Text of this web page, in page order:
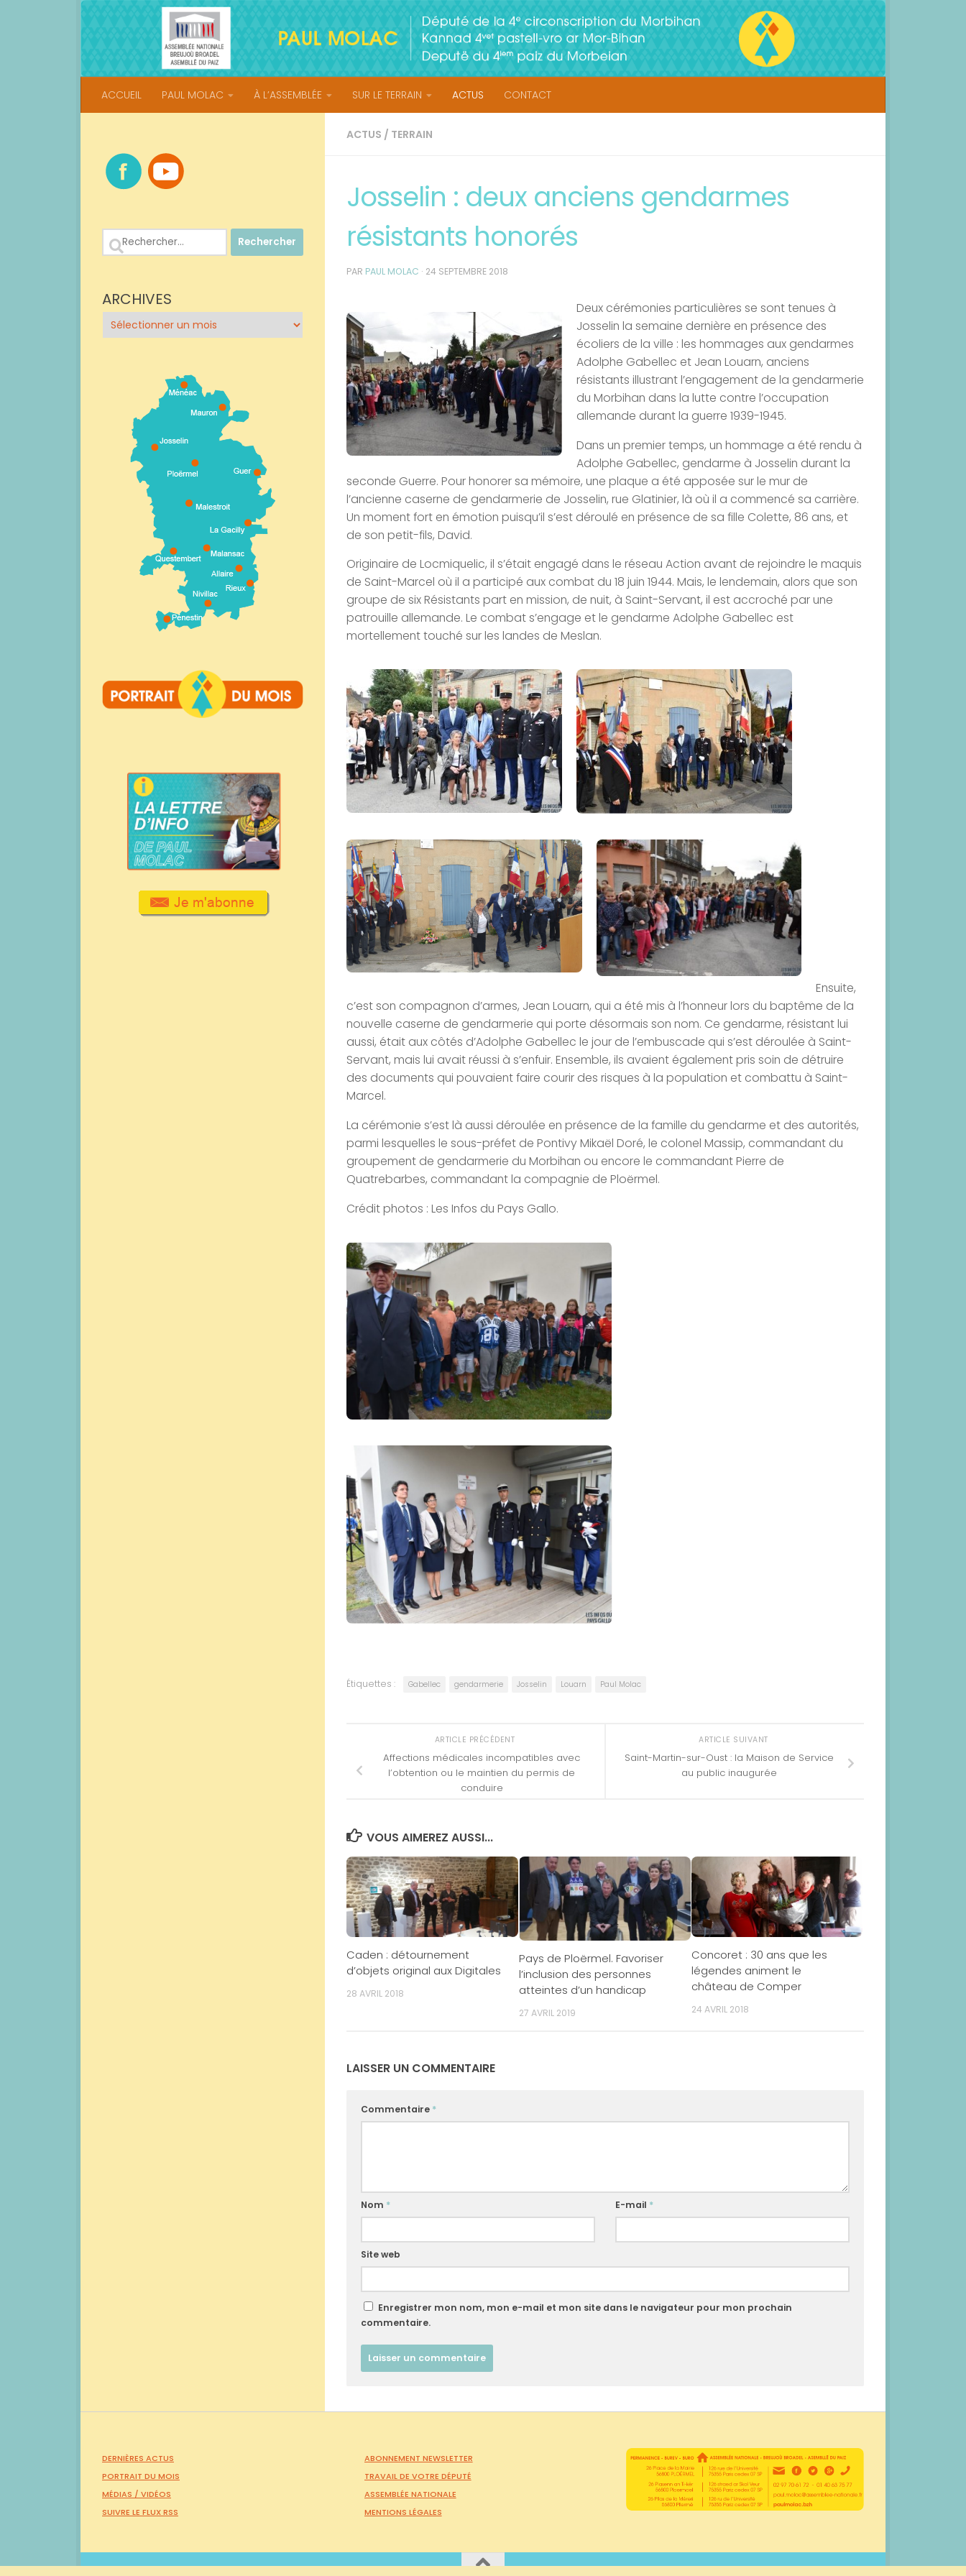
Skip to content
ACCUEIL PAUL MOLAC À L’ASSEMBLÉE SUR LE TERRAIN ACTUS CONTACT
ACTUS / TERRAIN
Josselin : deux anciens gendarmes
résistants honorés
PAR PAUL MOLAC · 24 SEPTEMBRE 2018
Deux cérémonies particulières se sont tenues à
Josselin la semaine dernière en présence des
écoliers de la ville : les hommages aux gendarmes
Adolphe Gabellec et Jean Louarn, anciens
résistants illustrant l’engagement de la gendarmerie
du Morbihan dans la lutte contre l’occupation
allemande durant la guerre 1939-1945.
Dans un premier temps, un hommage a été rendu à
Adolphe Gabellec, gendarme à Josselin durant la
seconde Guerre. Pour honorer sa mémoire, une plaque a été apposée sur le mur de
l’ancienne caserne de gendarmerie de Josselin, rue Glatinier, là où il a commencé sa carrière.
Un moment fort en émotion puisqu’il s’est déroulé en présence de sa fille Colette, 86 ans, et
de son petit-fils, David.
Originaire de Locmiquelic, il s’était engagé dans le réseau Action avant de rejoindre le maquis
de Saint-Marcel où il a participé aux combat du 18 juin 1944. Mais, le lendemain, alors que son
groupe de six Résistants part en mission, de nuit, à Saint-Servant, il est accroché par une
patrouille allemande. Le combat s’engage et le gendarme Adolphe Gabellec est
mortellement touché sur les landes de Meslan.
Ensuite,
c’est son compagnon d’armes, Jean Louarn, qui a été mis à l’honneur lors du baptême de la
nouvelle caserne de gendarmerie qui porte désormais son nom. Ce gendarme, résistant lui
aussi, était aux côtés d’Adolphe Gabellec le jour de l’embuscade qui s’est déroulée à Saint-
Servant, mais lui avait réussi à s’enfuir. Ensemble, ils avaient également pris soin de détruire
des documents qui pouvaient faire courir des risques à la population et combattu à Saint-
Marcel.
La cérémonie s’est là aussi déroulée en présence de la famille du gendarme et des autorités,
parmi lesquelles le sous-préfet de Pontivy Mikaël Doré, le colonel Massip, commandant du
groupement de gendarmerie du Morbihan ou encore le commandant Pierre de
Quatrebarbes, commandant la compagnie de Ploërmel.
Crédit photos : Les Infos du Pays Gallo.
Étiquettes : Gabellec gendarmerie Josselin Louarn Paul Molac
ARTICLE SUIVANT
Saint-Martin-sur-Oust : la Maison de Service
au public inaugurée
ARTICLE PRÉCÉDENT
Affections médicales incompatibles avec
l’obtention ou le maintien du permis de
conduire
VOUS AIMEREZ AUSSI...
Caden : détournement
d’objets original aux Digitales
28 AVRIL 2018
Pays de Ploërmel. Favoriser
l’inclusion des personnes
atteintes d’un handicap
27 AVRIL 2019
Concoret : 30 ans que les
légendes animent le
château de Comper
24 AVRIL 2018
LAISSER UN COMMENTAIRE
Commentaire *
Nom * E-mail *
Site web
Enregistrer mon nom, mon e-mail et mon site dans le navigateur pour mon prochain
commentaire.
Rechercher :
ARCHIVES
Archives
DERNIÈRES ACTUS
PORTRAIT DU MOIS
MÉDIAS / VIDÉOS
SUIVRE LE FLUX RSS
ABONNEMENT NEWSLETTER
TRAVAIL DE VOTRE DÉPUTÉ
ASSEMBLÉE NATIONALE
MENTIONS LÉGALES